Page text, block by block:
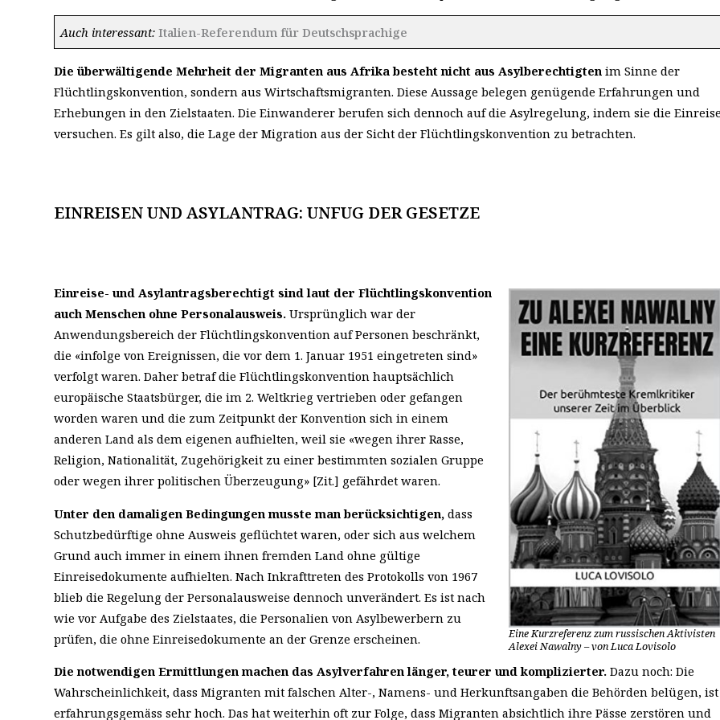
Auch interessant: Italien-Referendum für Deutschsprachige
Die überwältigende Mehrheit der Migranten aus Afrika besteht nicht aus Asylberechtigten im Sinne der
Flüchtlingskonvention, sondern aus Wirtschaftsmigranten. Diese Aussage belegen genügende Erfahrungen und
Erhebungen in den Zielstaaten. Die Einwanderer berufen sich dennoch auf die Asylregelung, indem sie die
versuchen. Es gilt also, die Lage der Migration aus der Sicht der Flüchtlingskonvention zu betrachten.
EINREISEN UND ASYLANTRAG: UNFUG DER GESETZE
Eine Kurzreferenz zum russischen Aktivisten
Alexei Nawalny – von Luca Lovisolo
Einreise- und Asylantragsberechtigt sind laut der Flüchtlingskonvention
auch Menschen ohne Personalausweis. Ursprünglich war der
Anwendungsbereich der Flüchtlingskonvention auf Personen beschränkt,
die «infolge von Ereignissen, die vor dem 1. Januar 1951 eingetreten sind»
verfolgt waren. Daher betraf die Flüchtlingskonvention hauptsächlich
europäische Staatsbürger, die im 2. Weltkrieg vertrieben oder gefangen
worden waren und die zum Zeitpunkt der Konvention sich in einem
anderen Land als dem eigenen aufhielten, weil sie «wegen ihrer Rasse,
Religion, Nationalität, Zugehörigkeit zu einer bestimmten sozialen Gruppe
oder wegen ihrer politischen Überzeugung» [Zit.] gefährdet waren.
Unter den damaligen Bedingungen musste man berücksichtigen, dass
Schutzbedürftige ohne Ausweis geflüchtet waren, oder sich aus welchem
Grund auch immer in einem ihnen fremden Land ohne gültige
Einreisedokumente aufhielten. Nach Inkrafttreten des Protokolls von 1967
blieb die Regelung der Personalausweise dennoch unverändert. Es ist nach
wie vor Aufgabe des Zielstaates, die Personalien von Asylbewerbern zu
prüfen, die ohne Einreisedokumente an der Grenze erscheinen.
Die notwendigen Ermittlungen machen das Asylverfahren länger, teurer und komplizierter. Dazu noch: Die
Wahrscheinlichkeit, dass Migranten mit falschen Alter-, Namens- und Herkunftsangaben die Behörden belügen, ist
erfahrungsgemäss sehr hoch. Das hat weiterhin oft zur Folge, dass Migranten absichtlich ihre Pässe zerstören und